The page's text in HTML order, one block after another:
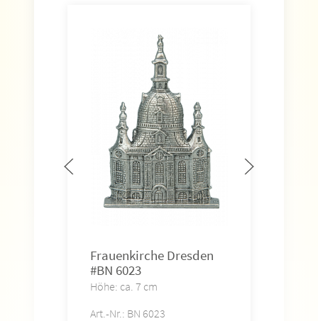
Frauenkirche Dresden
#BN 6023
Höhe: ca. 7 cm
Art.-Nr.: BN 6023